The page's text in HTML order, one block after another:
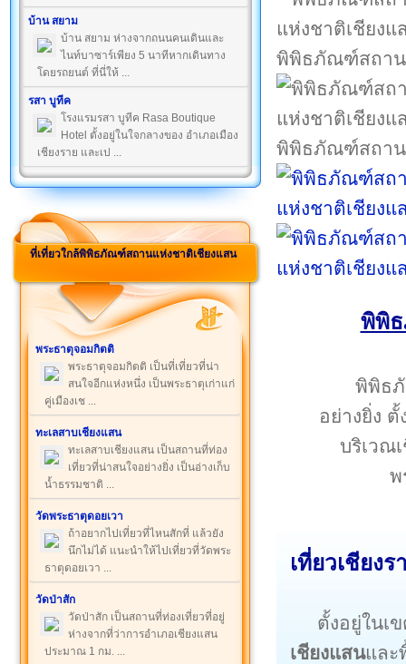
บ้าน สยาม
บ้าน สยาม ห่างจากถนนคนเดินและ
ไนท์บาซาร์เพียง 5 นาทีหากเดินทาง
โดยรถยนต์ ที่นี่ให้ ...
รสา บูทีค
โรงแรมรสา บูทีค Rasa Boutique
Hotel ตั้งอยู่ในใจกลางของ อำเภอเมือง
เชียงราย และเป ...
ที่เที่ยวใกล้พิพิธภัณฑ์สถานแห่งชาติเชียงแสน
พระธาตุจอมกิตติ
พระธาตุจอมกิตติ เป็นที่เที่ยวที่น่า
สนใจอีกแห่งหนึ่ง เป็นพระธาตุเก่าแก่
คู่เมืองเช ...
ทะเลสาบเชียงแสน
ทะเลสาบเชียงแสน เป็นสถานที่ท่อง
เที่ยวที่น่าสนใจอย่างยิ่ง เป็นอ่างเก็บ
น้ำธรรมชาติ ...
วัดพระธาตุดอยเวา
ถ้าอยากไปเที่ยวที่ไหนสักที่ แล้วยัง
นึกไม่ได้ แนะนำให้ไปเที่ยวที่วัดพระ
ธาตุดอยเวา ...
วัดป่าสัก
วัดป่าสัก เป็นสถานที่ท่องเที่ยวที่อยู่
ห่างจากที่ว่าการอำเภอเชียงแสน
ประมาณ 1 กม. ...
พิพิธภัณฑ์สถาน
พิพิธภัณฑ์สถาน
พิพิ
พิพิธภั
อย่างยิ่ง
บริเวณ
พ
เที่ยวเชียง
ตั้งอยู่ในเ
เชียงแสนและ